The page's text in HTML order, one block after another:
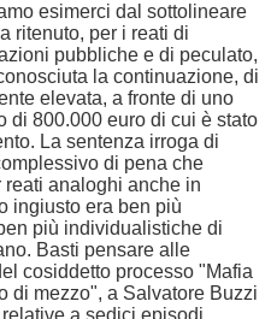
esimerci dal sottolineare
ritenuto, per i reati di
pubbliche e di peculato,
la continuazione, di
elevata, a fronte di uno
di 800.000 euro di cui è stato
La sentenza irroga di
di pena che
reati analoghi anche in
ingiusto era ben più
più individualistiche di
Basti pensare alle
cosiddetto processo "Mafia
di mezzo", a Salvatore Buzzi